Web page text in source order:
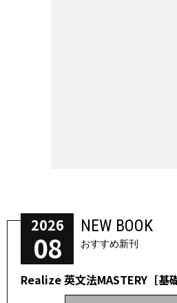
2026
08
NEW BOOK
おすすめ新刊
Realize 英文法MASTERY［基